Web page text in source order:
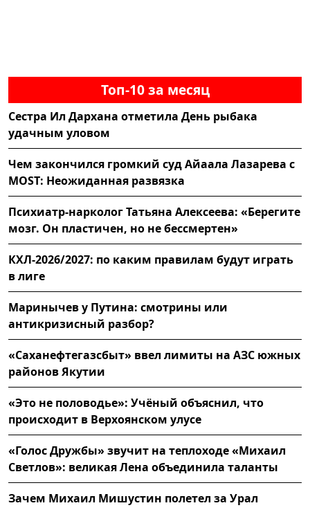
Топ-10 за месяц
Сестра Ил Дархана отметила День рыбака
удачным уловом
Чем закончился громкий суд Айаала Лазарева с
MOST: Неожиданная развязка
Психиатр-нарколог Татьяна Алексеева: «Берегите
мозг. Он пластичен, но не бессмертен»
КХЛ-2026/2027: по каким правилам будут играть
в лиге
Маринычев у Путина: смотрины или
антикризисный разбор?
«Саханефтегазсбыт» ввел лимиты на АЗС южных
районов Якутии
«Это не половодье»: Учёный объяснил, что
происходит в Верхоянском улусе
«Голос Дружбы» звучит на теплоходе «Михаил
Светлов»: великая Лена объединила таланты
Зачем Михаил Мишустин полетел за Урал